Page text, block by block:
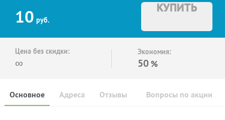
10 руб.
КУПИТЬ
Цена без скидки:
∞
Экономия:
50 %
Основное Отзывы Вопросы по акции
Адреса